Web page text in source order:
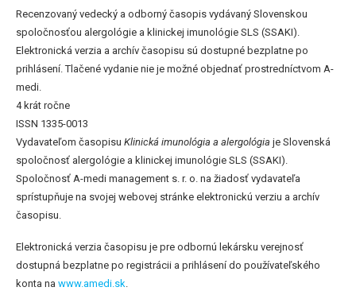
Recenzovaný vedecký a odborný časopis vydávaný Slovenskou
spoločnosťou alergológie a klinickej imunológie SLS (SSAKI).
Elektronická verzia a archív časopisu sú dostupné bezplatne po
prihlásení. Tlačené vydanie nie je možné objednať prostredníctvom A-
medi.
4 krát ročne
ISSN 1335-0013
Vydavateľom časopisu Klinická imunológia a alergológia je Slovenská
spoločnosť alergológie a klinickej imunológie SLS (SSAKI).
Spoločnosť A-medi management s. r. o. na žiadosť vydavateľa
sprístupňuje na svojej webovej stránke elektronickú verziu a archív
časopisu.
Elektronická verzia časopisu je pre odbornú lekársku verejnosť
dostupná bezplatne po registrácii a prihlásení do používateľského
konta na www.amedi.sk.